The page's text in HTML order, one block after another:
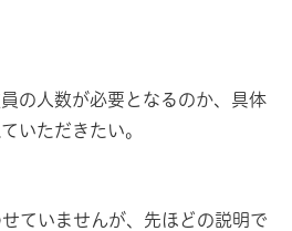
の人数が必要となるのか、具体
いただきたい。
ていませんが、先ほどの説明で